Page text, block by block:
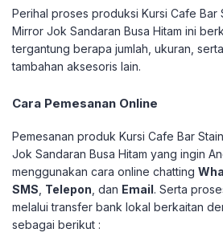
Perihal proses produksi Kursi Cafe Bar
Mirror Jok Sandaran Busa Hitam ini
tergantung berapa jumlah, ukuran,
tambahan aksesoris lain.
Cara Pemesanan Online
Pemesanan produk Kursi Cafe Bar
Jok Sandaran Busa Hitam yang ingin
menggunakan cara online chatting
SMS Telepon , dan Email. Serta
melalui transfer bank lokal berkaitan
sebagai berikut :